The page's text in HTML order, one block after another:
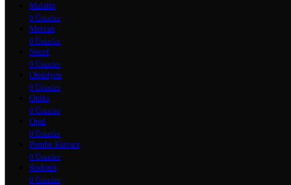
Malahit
0 Ürünler
Mercan
0 Ürünler
Necef
0 Ürünler
Obsidyen
0 Ürünler
Oniks
0 Ürünler
Opal
0 Ürünler
Pembe Kuvars
0 Ürünler
Rodonit
0 Ürünler